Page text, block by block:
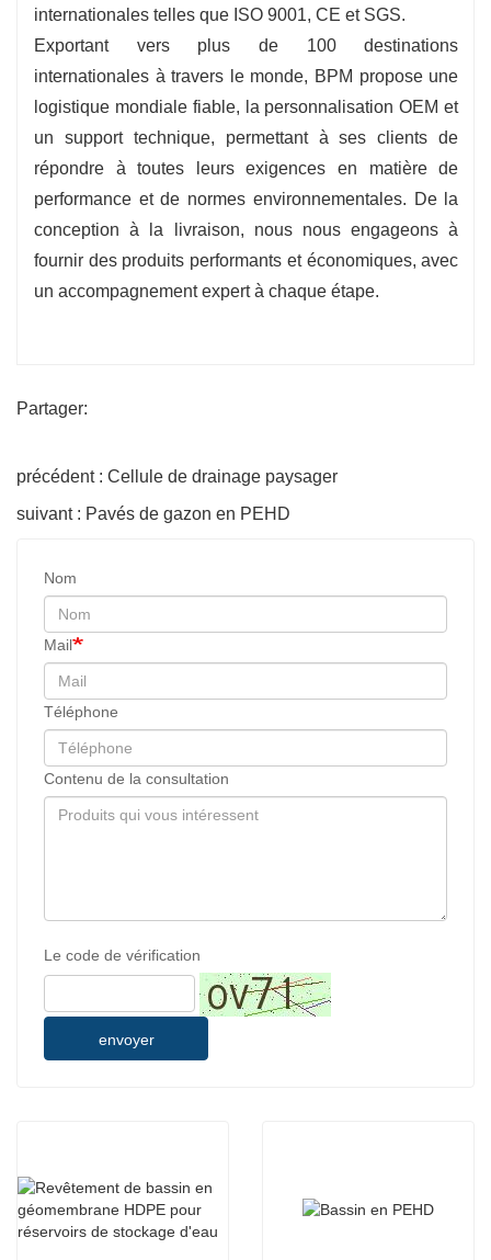
internationales telles que ISO 9001, CE et SGS.
Exportant vers plus de 100 destinations
internationales à travers le monde, BPM propose une
logistique mondiale fiable, la personnalisation OEM et
un support technique, permettant à ses clients de
répondre à toutes leurs exigences en matière de
performance et de normes environnementales. De la
conception à la livraison, nous nous engageons à
fournir des produits performants et économiques, avec
un accompagnement expert à chaque étape.
Partager:
précédent : Cellule de drainage paysager
suivant : Pavés de gazon en PEHD
Nom
Mail
Téléphone
Contenu de la consultation
Le code de vérification
envoyer